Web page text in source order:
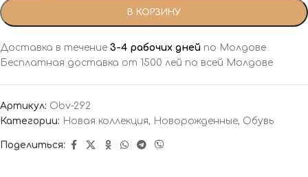
В КОРЗИНУ
Доставка в течение 3-4 рабочих дней по Молдове
Бесплатная доставка от 1500 лей по всей Молдове
Артикул: Obv-292
Категории: Новая коллекция, Новорожденные, Обувь
Поделиться: